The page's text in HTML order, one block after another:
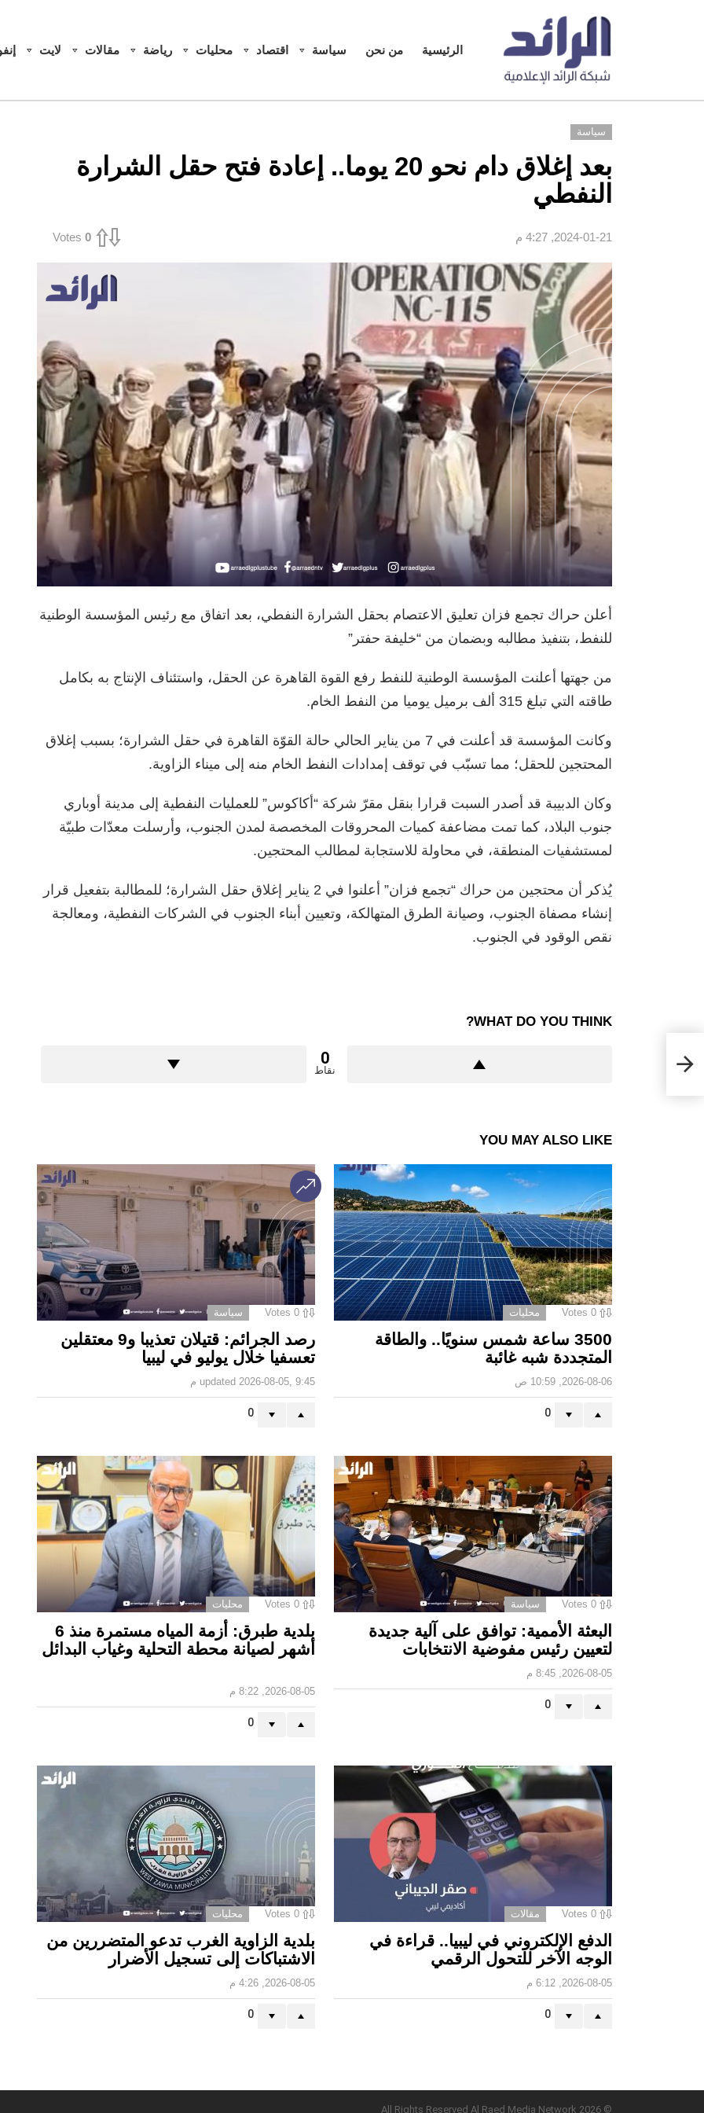
الرئيسية من نحن سياسة اقتصاد محليات رياضة مقالات لايت
سياسة
بعد إغلاق دام نحو 20 يوما.. إعادة فتح حقل الشرارة
النفطي
2024-01-21, 4:27 م 0
Votes
أعلن حراك تجمع فزان تعليق الاعتصام بحقل الشرارة النفطي، بعد اتفاق مع رئيس المؤسسة الوطنية
للنفط، بتنفيذ مطالبه وبضمان من “خليفة حفتر”
من جهتها أعلنت المؤسسة الوطنية للنفط رفع القوة القاهرة عن الحقل، واستئناف الإنتاج به بكامل
طاقته التي تبلغ 315 ألف برميل يوميا من النفط الخام.
وكانت المؤسسة قد أعلنت في 7 من يناير الحالي حالة القوّة القاهرة في حقل الشرارة؛ بسبب إغلاق
المحتجين للحقل؛ مما تسبّب في توقف إمدادات النفط الخام منه إلى ميناء الزاوية.
وكان الدبيبة قد أصدر السبت قرارا بنقل مقرّ شركة “أكاكوس” للعمليات النفطية إلى مدينة أوباري
جنوب البلاد، كما تمت مضاعفة كميات المحروقات المخصصة لمدن الجنوب، وأرسلت معدّات طبيّة
لمستشفيات المنطقة، في محاولة للاستجابة لمطالب المحتجين.
يُذكر أن محتجين من حراك “تجمع فزان” أعلنوا في 2 يناير إغلاق حقل الشرارة؛ للمطالبة بتفعيل قرار
إنشاء مصفاة الجنوب، وصيانة الطرق المتهالكة، وتعيين أبناء الجنوب في الشركات النفطية، ومعالجة
نقص الوقود في الجنوب.
WHAT DO YOU THINK?
0
نقاط
YOU MAY ALSO LIKE
0
Votes محليات
3500 ساعة شمس سنويًا.. والطاقة
المتجددة شبه غائبة
2026-08-06, 10:59 ص
0
0
Votes سياسة
رصد الجرائم: قتيلان تعذيبا و9 معتقلين
تعسفيا خلال يوليو في ليبيا
updated 2026-08-05, 9:45 م
0
0
Votes سياسة
البعثة الأممية: توافق على آلية جديدة
لتعيين رئيس مفوضية الانتخابات
2026-08-05, 8:45 م
0
0
Votes محليات
بلدية طبرق: أزمة المياه مستمرة منذ 6
أشهر لصيانة محطة التحلية وغياب البدائل ‏
2026-08-05, 8:22 م
0
0
Votes مقالات
الدفع الإلكتروني في ليبيا.. قراءة في
الوجه الآخر للتحول الرقمي ‏
2026-08-05, 6:12 م
0
0
Votes محليات
بلدية الزاوية الغرب تدعو المتضررين من
الاشتباكات إلى تسجيل الأضرار
2026-08-05, 4:26 م
0
© 2026 All Rights Reserved Al Raed Media Network